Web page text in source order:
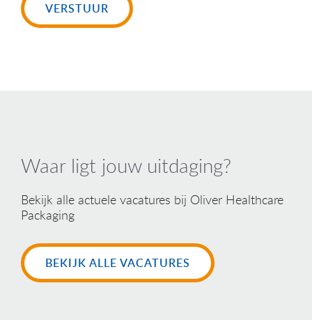
VERSTUUR
Waar ligt jouw uitdaging?
Bekijk alle actuele vacatures bij Oliver Healthcare
Packaging
BEKIJK ALLE VACATURES